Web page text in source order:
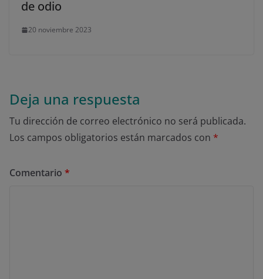
de odio
20 noviembre 2023
Deja una respuesta
Tu dirección de correo electrónico no será publicada.
Los campos obligatorios están marcados con *
Comentario *